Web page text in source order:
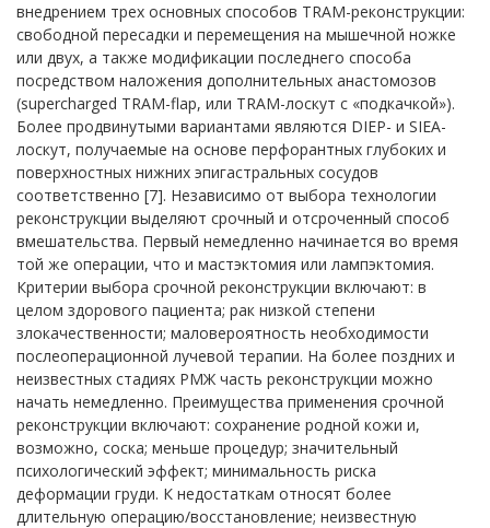
внедрением трех основных способов TRAM-реконструкции:
свободной пересадки и перемещения на мышечной ножке
или двух, а также модификации последнего способа
посредством наложения дополнительных анастомозов
(supercharged TRAM-flap, или TRAM-лоскут с «подкачкой»).
Более продвинутыми вариантами являются DIEP- и SIEA-
лоскут, получаемые на основе перфорантных глубоких и
поверхностных нижних эпигастральных сосудов
соответственно [7]. Независимо от выбора технологии
реконструкции выделяют срочный и отсроченный способ
вмешательства. Первый немедленно начинается во время
той же операции, что и мастэктомия или лампэктомия.
Критерии выбора срочной реконструкции включают: в
целом здорового пациента; рак низкой степени
злокачественности; маловероятность необходимости
послеоперационной лучевой терапии. На более поздних и
неизвестных стадиях РМЖ часть реконструкции можно
начать немедленно. Преимущества применения срочной
реконструкции включают: сохранение родной кожи и,
возможно, соска; меньше процедур; значительный
психологический эффект; минимальность риска
деформации груди. К недостаткам относят более
длительную операцию/восстановление; неизвестную